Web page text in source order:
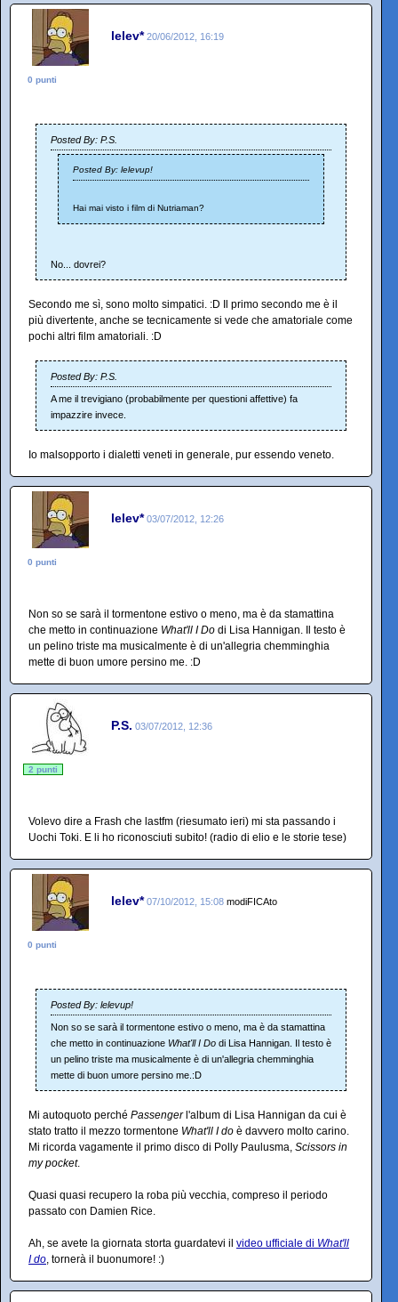
lelev* 20/06/2012, 16:19
0 punti
Posted By: P.S.
Posted By: lelevup!
Hai mai visto i film di Nutriaman?
No... dovrei?
Secondo me sì, sono molto simpatici. :D Il primo secondo me è il
più divertente, anche se tecnicamente si vede che amatoriale come
pochi altri film amatoriali. :D
Posted By: P.S.
A me il trevigiano (probabilmente per questioni affettive) fa
impazzire invece.
Io malsopporto i dialetti veneti in generale, pur essendo veneto.
lelev* 03/07/2012, 12:26
0 punti
Non so se sarà il tormentone estivo o meno, ma è da stamattina
che metto in continuazione What'll I Do di Lisa Hannigan. Il testo è
un pelino triste ma musicalmente è di un'allegria chemminghia
mette di buon umore persino me. :D
P.S. 03/07/2012, 12:36
2 punti
Volevo dire a Frash che lastfm (riesumato ieri) mi sta passando i
Uochi Toki. E li ho riconosciuti subito! (radio di elio e le storie tese)
lelev* 07/10/2012, 15:08 modiFICAto
0 punti
Posted By: lelevup!
Non so se sarà il tormentone estivo o meno, ma è da stamattina
che metto in continuazione What'll I Do di Lisa Hannigan. Il testo è
un pelino triste ma musicalmente è di un'allegria chemminghia
mette di buon umore persino me.:D
Mi autoquoto perché Passengerl'album di Lisa Hannigan da cui è
stato tratto il mezzo tormentone What'll I do è davvero molto carino.
Mi ricorda vagamente il primo disco di Polly Paulusma, Scissors in
my pocket.
Quasi quasi recupero la roba più vecchia, compreso il periodo
passato con Damien Rice.
Ah, se avete la giornata storta guardatevi il video ufficiale di What'll
I do, tornerà il buonumore! :)